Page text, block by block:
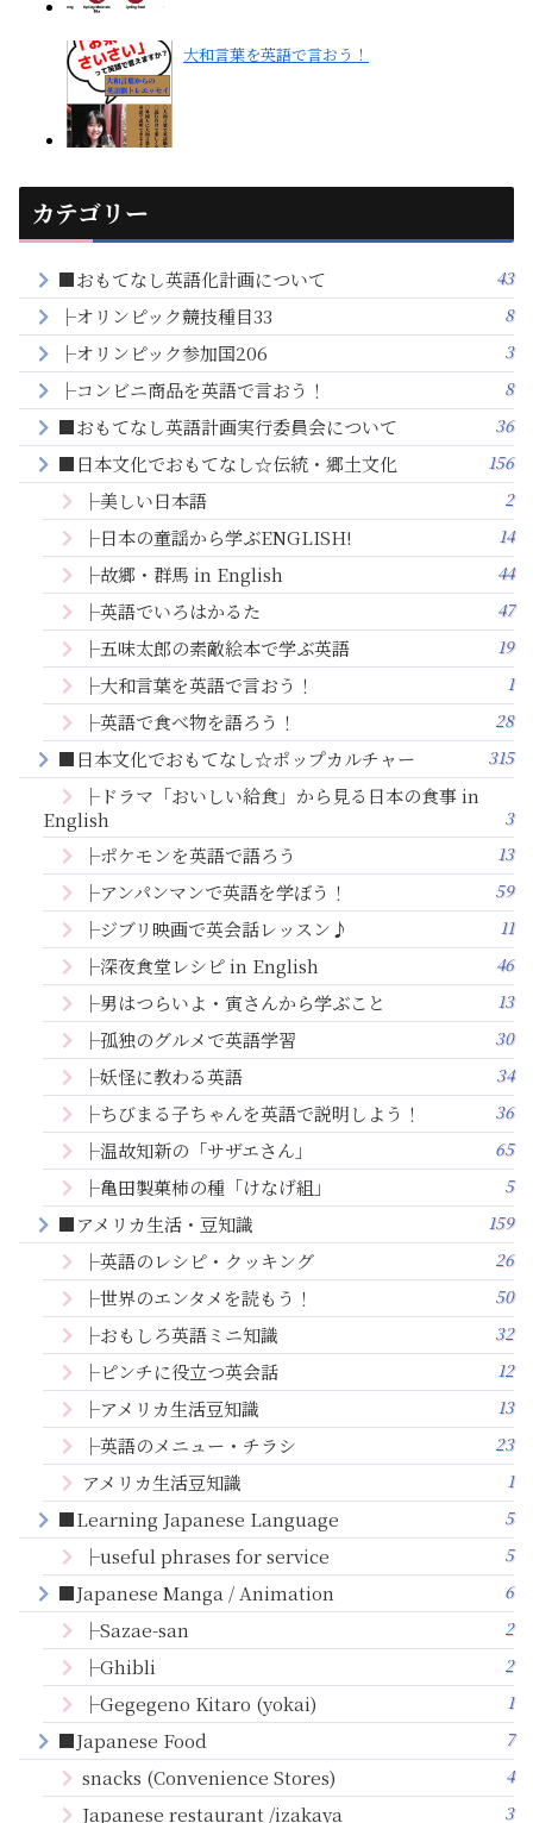
大和言葉を英語で言おう！
カテゴリー
■おもてなし英語化計画について 43
├オリンピック競技種目33 8
├オリンピック参加国206 3
├コンビニ商品を英語で言おう！ 8
■おもてなし英語計画実行委員会について 36
■日本文化でおもてなし☆伝統・郷土文化 156
├美しい日本語 2
├日本の童謡から学ぶENGLISH! 14
├故郷・群馬 in English 44
├英語でいろはかるた 47
├五味太郎の素敵絵本で学ぶ英語 19
├大和言葉を英語で言おう！ 1
├英語で食べ物を語ろう！ 28
■日本文化でおもてなし☆ポップカルチャー 315
├ドラマ「おいしい給食」から見る日本の食事 in
English
3
├ポケモンを英語で語ろう 13
├アンパンマンで英語を学ぼう！ 59
├ジブリ映画で英会話レッスン♪ 11
├深夜食堂レシピ in English 46
├男はつらいよ・寅さんから学ぶこと 13
├孤独のグルメで英語学習 30
├妖怪に教わる英語 34
├ちびまる子ちゃんを英語で説明しよう！ 36
├温故知新の「サザエさん」 65
├亀田製菓柿の種「けなげ組」 5
■アメリカ生活・豆知識 159
├英語のレシピ・クッキング 26
├世界のエンタメを読もう！ 50
├おもしろ英語ミニ知識 32
├ピンチに役立つ英会話 12
├アメリカ生活豆知識 13
├英語のメニュー・チラシ 23
アメリカ生活豆知識 1
■Learning Japanese Language 5
├useful phrases for service 5
■Japanese Manga / Animation 6
├Sazae-san 2
├Ghibli 2
├Gegegeno Kitaro (yokai) 1
■Japanese Food 7
snacks (Convenience Stores) 4
Japanese restaurant /izakaya 3